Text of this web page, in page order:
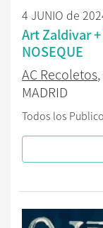
4 JUNIO de
Art Zaldivar
NOSEQUE
AC Recoletos,
MADRID
Todos los